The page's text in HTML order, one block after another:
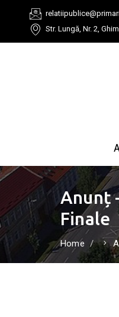
Str. Lungă, Nr. 2,
Anunț
Finale
Home